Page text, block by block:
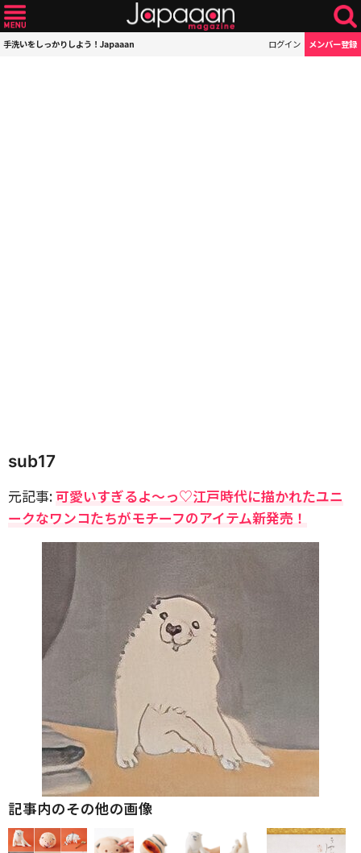
手洗いをしっかりしよう！Japaaan ログイン メンバー登録
sub17
元記事:可愛いすぎるよ〜っ♡江戸時代に描かれたユニ
ークなワンコたちがモチーフのアイテム新発売！
記事内のその他の画像